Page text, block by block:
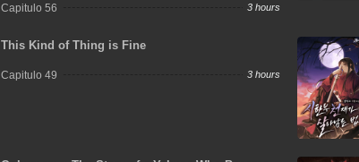
Capitulo 56 3 hours
This Kind of Thing is Fine
Capitulo 49 3 hours